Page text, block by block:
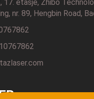
17. etasje, Zhibo
nr. 89, Hengbin Road,